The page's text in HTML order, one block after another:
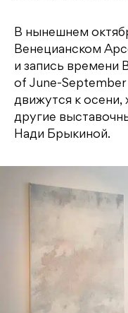
В нынешнем
Венецианском
и запись времени
of June-September
движутся к осени,
другие
Нади Брыкиной.